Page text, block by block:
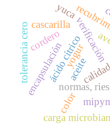
normas,
verificación
ácido cítrico
color
encapsulaciónyogur
carga
cordero
aceite
cascarilla
tolerancia cero
yuca